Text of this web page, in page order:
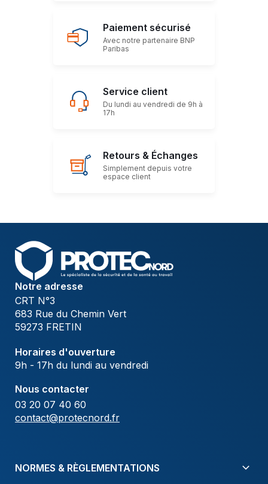
Paiement sécurisé
Avec notre partenaire BNP
Paribas
Service client
Du lundi au vendredi de 9h à
17h
Retours & Échanges
Simplement depuis votre
espace client
Notre adresse
CRT N°3
683 Rue du Chemin Vert
59273 FRETIN
Horaires d'ouverture
9h - 17h du lundi au vendredi
Nous contacter
03 20 07 40 60
contact@protecnord.fr
NORMES & RÈGLEMENTATIONS